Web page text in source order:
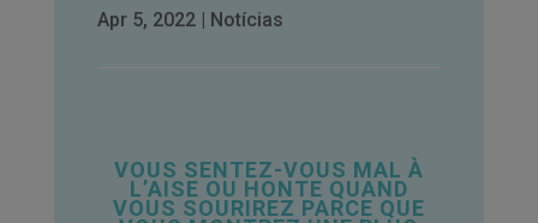
Apr 5, 2022| Notícias
VOUS SENTEZ-VOUS MAL À
L’AISE OU HONTE QUAND
VOUS SOURIREZ PARCE QUE